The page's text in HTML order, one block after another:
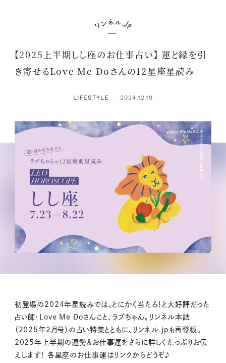
【2025上半期しし座のお仕事占い】 運と縁を引
き寄せるLove Me Doさんの12星座星読み
LIFESTYLE ： 2024.12.19
初登場の2024年星読みでは、とにかく当たる！と大好評だった
占い師・Love Me Doさんこと、ラブちゃん。リンネル本誌
（2025年2月号）の占い特集とともに、リンネル.jpも再登板。
2025年上半期の運勢＆お仕事運をさらに詳しくたっぷりお伝
えします！ 各星座のお仕事運はリンクからどうぞ♪